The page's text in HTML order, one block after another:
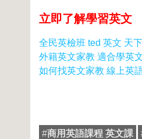
立即了解學習英文
全民英檢班 ted 英文 天
外籍英文家教 適合學英
如何找英文家教 線上英
#商用英語課程 英文課